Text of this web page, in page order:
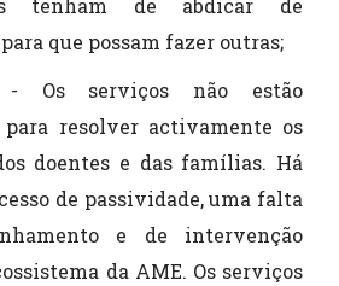
tenham de abdicar de
que possam fazer outras;
- Os serviços não estão
para resolver activamente os
doentes e das famílias. Há
de passividade, uma falta
e de intervenção
da AME. Os serviços